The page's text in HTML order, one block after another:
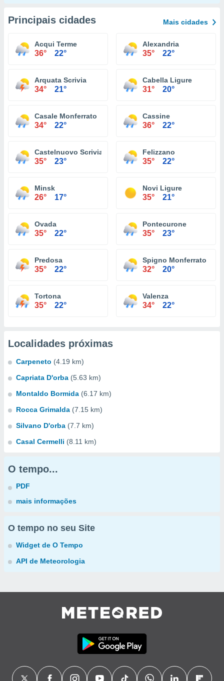
Principais cidades Mais cidades
Acqui Terme
36° 22°
Alexandria
35° 22°
Arquata Scrivia
34° 21°
Cabella Ligure
31° 20°
Casale Monferrato
34° 22°
Cassine
36° 22°
Castelnuovo Scrivia
35° 23°
Felizzano
35° 22°
Minsk
26° 17°
Novi Ligure
35° 21°
Ovada
35° 22°
Pontecurone
35° 23°
Predosa
35° 22°
Spigno Monferrato
32° 20°
Tortona
35° 22°
Valenza
34° 22°
Localidades próximas
Carpeneto (4.19 km)
Capriata D'orba (5.63 km)
Montaldo Bormida (6.17 km)
Rocca Grimalda (7.15 km)
Silvano D'orba (7.7 km)
Casal Cermelli (8.11 km)
O tempo...
PDF
mais informações
O tempo no seu Site
Widget de O Tempo
API de Meteorologia